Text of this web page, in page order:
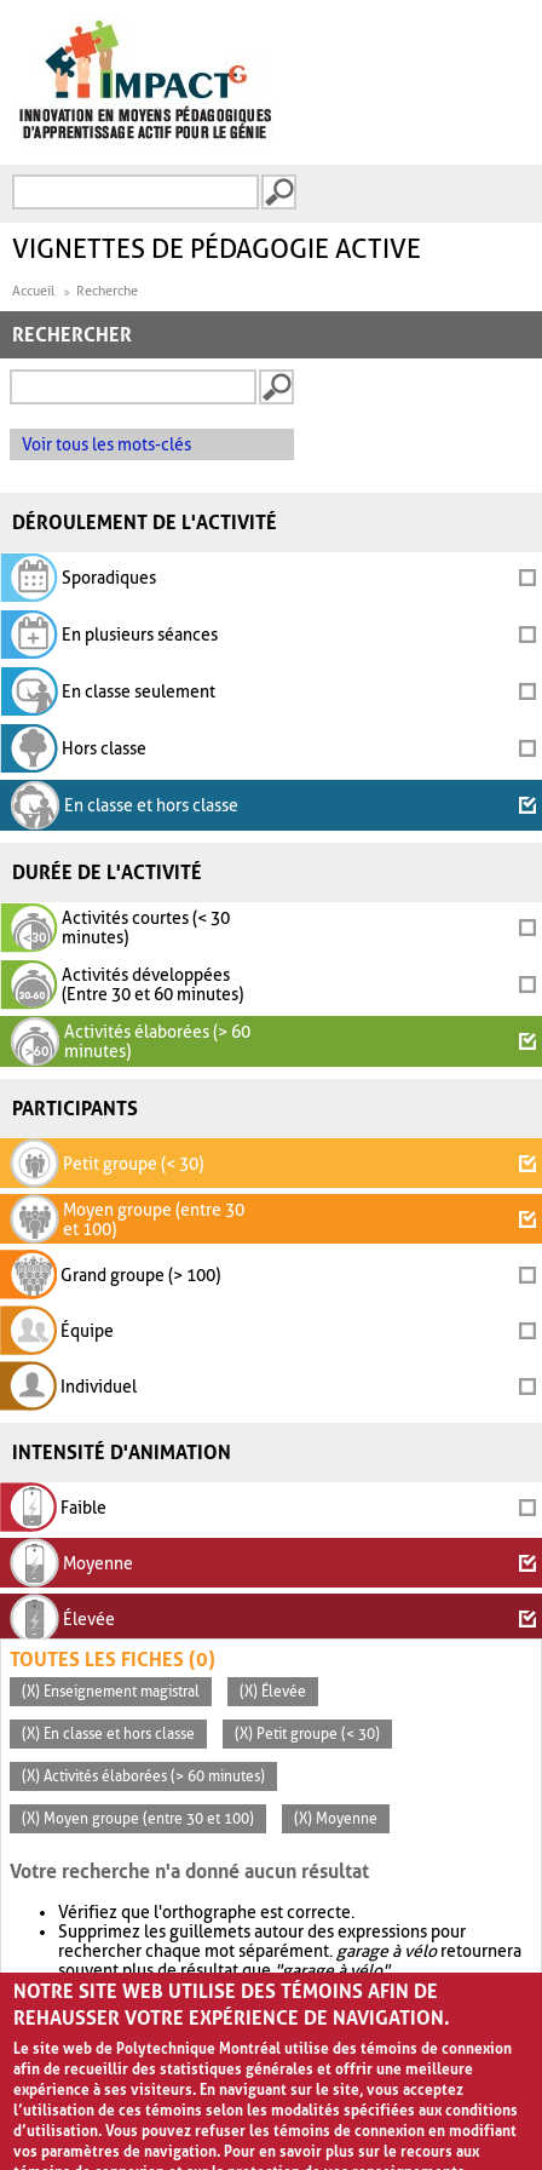
FORMULAIRE DE
VIGNETTES DE PÉDAGOGIE ACTIVE
Accueil Recherche
RECHERCHER
Voir tous les mots-clés
DÉROULEMENT DE L'ACTIVITÉ
Sporadiques
En plusieurs séances
En classe seulement
Hors classe
En classe et hors classe
DURÉE DE L'ACTIVITÉ
Activités courtes (< 30
minutes)
Activités développées
(Entre 30 et 60 minutes)
Activités élaborées (> 60
minutes)
PARTICIPANTS
Petit groupe (< 30)
Moyen groupe (entre 30
et 100)
Grand groupe (> 100)
Équipe
Individuel
INTENSITÉ D'ANIMATION
Faible
Moyenne
Élevée
TOUTES LES FICHES (0)
(X) Enseignement magistral (X) Élevée
(X) En classe et hors classe (X) Petit groupe (< 30)
(X) Activités élaborées (> 60 minutes)
(X) Moyen groupe (entre 30 et 100) (X) Moyenne
Votre recherche n'a donné aucun résultat
Vérifiez que l'orthographe est correcte.
Supprimez les guillemets autour des expressions pour
rechercher chaque mot séparément. garage à véloretournera
souvent plus de résultat que"garage à vélo".
Envisagez d'élargir votre recherche avec OR.garage OR vélo
retournera souvent plus de résultat quegarage à vélo
NOTRE SITE WEB UTILISE DES TÉMOINS AFIN DE
REHAUSSER VOTRE EXPÉRIENCE DE NAVIGATION.
Le site web de Polytechnique Montréal utilise des témoins de connexion
afin de recueillir des statistiques générales et offrir une meilleure
expérience à ses visiteurs. En naviguant sur le site, vous acceptez
l’utilisation de ces témoins selon les modalités spécifiées aux conditions
d’utilisation. Vous pouvez refuser les témoins de connexion en modifiant
vos paramètres de navigation. Pour en savoir plus sur le recours aux